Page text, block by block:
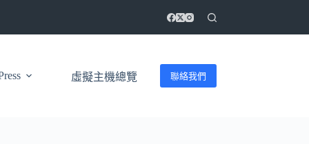
虛擬主機總覽 聯絡我們